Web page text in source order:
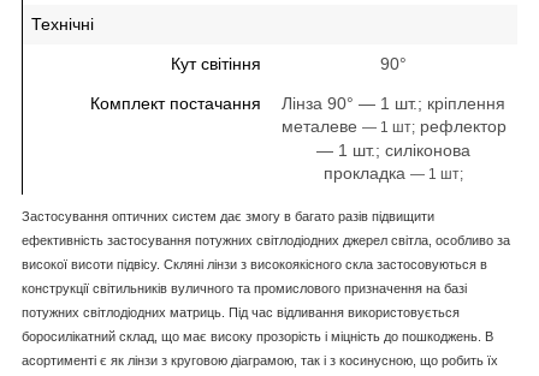
Технічні
Кут світіння 90°
Комплект постачання
Лінза 90° — 1 шт.; кріплення
металеве ― 1 шт;рефлектор
— 1 шт.; силіконова
прокладка ― 1 шт;
Застосування оптичних систем дає змогу в багато разів підвищити
ефективність застосування потужних світлодіодних джерел світла, особливо за
високої висоти підвісу. Скляні лінзи з високоякісного скла застосовуються в
конструкції світильників вуличного та промислового призначення на базі
потужних світлодіодних матриць. Під час відливання використовується
боросилікатний склад, що має високу прозорість і міцність до пошкоджень. В
асортименті є як лінзи з круговою діаграмою, так і з косинусною, що робить їх